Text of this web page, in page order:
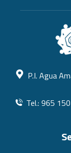
P.I. Agua
Tel.: 965